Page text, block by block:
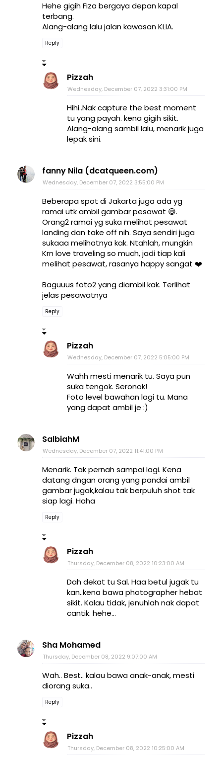
Hehe gigih Fiza bergaya depan kapal
terbang.
Alang-alang lalu jalan kawasan KLIA.
Reply
Pizzah
Wednesday, December 07, 2022 3:31:00 PM
Hihi..Nak capture the best moment
tu yang payah. kena gigih sikit.
Alang-alang sambil lalu, menarik juga
lepak sini.
fanny Nila (dcatqueen.com)
Wednesday, December 07, 2022 3:55:00 PM
Beberapa spot di Jakarta juga ada yg
ramai utk ambil gambar pesawat 😄.
Orang2 ramai yg suka melihat pesawat
landing dan take off nih. Saya sendiri juga
sukaaa melihatnya kak. Ntahlah, mungkin
Krn love traveling so much, jadi tiap kali
melihat pesawat, rasanya happy sangat ❤️
Baguuus foto2 yang diambil kak. Terlihat
jelas pesawatnya
Reply
Pizzah
Wednesday, December 07, 2022 5:05:00 PM
Wahh mesti menarik tu. Saya pun
suka tengok. Seronok!
Foto level bawahan lagi tu. Mana
yang dapat ambil je :)
SalbiahM
Wednesday, December 07, 2022 11:41:00 PM
Menarik. Tak pernah sampai lagi. Kena
datang dngan orang yang pandai ambil
gambar jugak,kalau tak berpuluh shot tak
siap lagi. Haha
Reply
Pizzah
Thursday, December 08, 2022 10:23:00 AM
Dah dekat tu Sal. Haa betul jugak tu
kan..kena bawa photographer hebat
sikit. Kalau tidak, jenuhlah nak dapat
cantik. hehe...
Sha Mohamed
Thursday, December 08, 2022 9:07:00 AM
Wah.. Best.. kalau bawa anak-anak, mesti
diorang suka..
Reply
Pizzah
Thursday, December 08, 2022 10:25:00 AM